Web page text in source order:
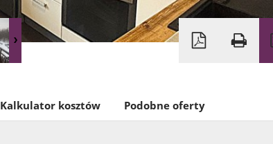
Kalkulator kosztów Podobne oferty